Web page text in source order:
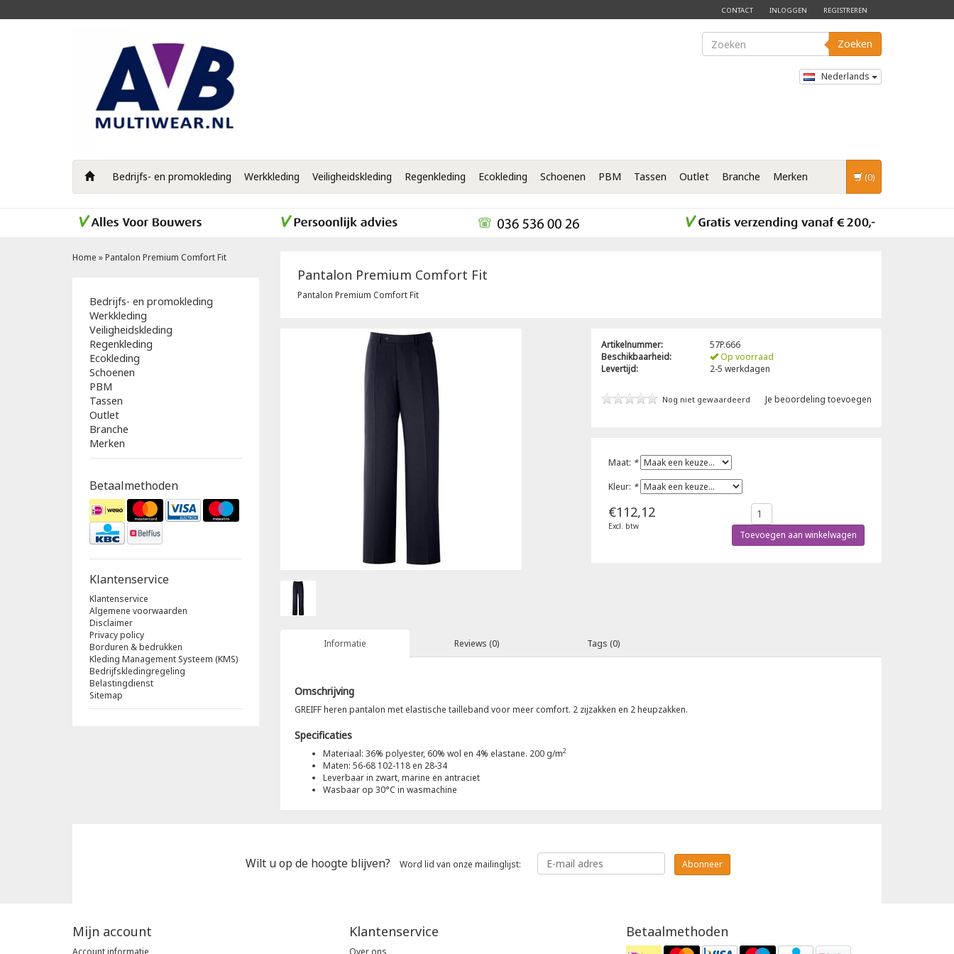
CONTACT INLOGGEN REGISTREREN
Zoeken
Nederlands
Bedrijfs- en promokleding Werkkleding Veiligheidskleding Regenkleding Ecokleding Schoenen PBM Tassen Outlet Branche Merken (0)
Home »Pantalon Premium Comfort Fit
Bedrijfs- en promokleding
Werkkleding
Veiligheidskleding
Regenkleding
Ecokleding
Schoenen
PBM
Tassen
Outlet
Branche
Merken
Betaalmethoden
Klantenservice
Klantenservice
Algemene voorwaarden
Disclaimer
Privacy policy
Borduren & bedrukken
Kleding Management Systeem (KMS)
Bedrijfskledingregeling
Belastingdienst
Sitemap
Pantalon Premium Comfort Fit
Pantalon Premium Comfort Fit
Artikelnummer:
57P.666
Beschikbaarheid:
Op voorraad
Levertijd:
2-5 werkdagen
Nog niet gewaardeerd Je beoordeling toevoegen
Maat: *
Kleur: *
€112,12
Excl. btw
Informatie Reviews (0) Tags (0)
Omschrijving
GREIFF heren pantalon met elastische tailleband voor meer comfort. 2 zijzakken en 2 heupzakken.
Specificaties
Materiaal: 36% polyester, 60% wol en 4% elastane. 200 g/m2
Maten: 56-68 102-118 en 28-34
Leverbaar in zwart, marine en antraciet
Wasbaar op 30°C in wasmachine
Wilt u op de hoogte blijven? Word lid van onze mailinglijst: Abonneer
Mijn account Klantenservice Betaalmethoden